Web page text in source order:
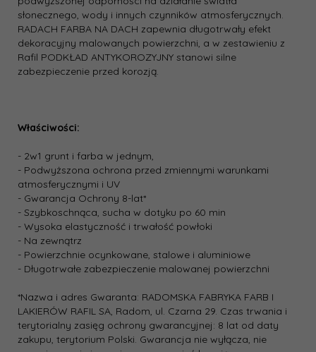
słonecznego, wody i innych czynników atmosferycznych.
RADACH FARBA NA DACH zapewnia długotrwały efekt
dekoracyjny malowanych powierzchni, a w zestawieniu z
Rafil PODKŁAD ANTYKOROZYJNY stanowi silne
zabezpieczenie przed korozją.
Właściwości:
- 2w1 grunt i farba w jednym,
- Podwyższona ochrona przed zmiennymi warunkami
atmosferycznymi i UV
- Gwarancja Ochrony 8-lat*
- Szybkoschnąca, sucha w dotyku po 60 min
- Wysoka elastyczność i trwałość powłoki
- Na zewnątrz
- Powierzchnie ocynkowane, stalowe i aluminiowe
- Długotrwałe zabezpieczenie malowanej powierzchni
*Nazwa i adres Gwaranta: RADOMSKA FABRYKA FARB I
LAKIERÓW RAFIL SA, Radom, ul. Czarna 29. Czas trwania i
terytorialny zasięg ochrony gwarancyjnej: 8 lat od daty
zakupu, terytorium Polski. Gwarancja nie wyłącza, nie